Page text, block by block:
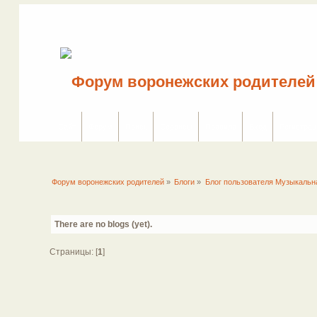
Форум воронежских родителей » Блоги » Блог пользователя
There are no blogs (yet).
Страницы: [1]